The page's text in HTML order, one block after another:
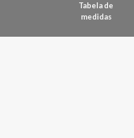
Tabela de
medidas